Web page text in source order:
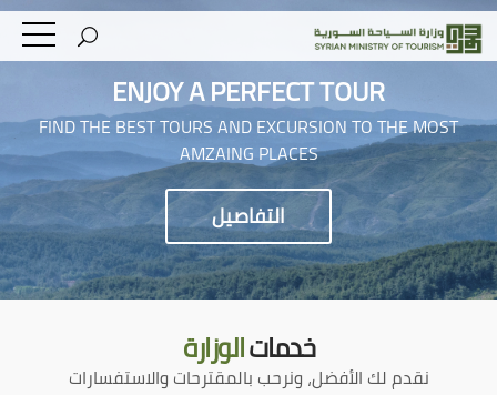
ENJOY A PERFECT TOUR
FIND THE BEST TOURS AND EXCURSION TO THE MOST
AMZAING PLACES
التفاصيل
خدماتالوزارة
نقدم لك الأفضل، ونرحب بالمقترحات والاستفسارات